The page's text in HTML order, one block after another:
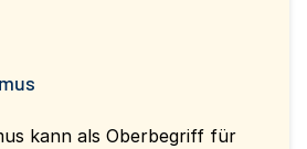
kann als Oberbegriff für